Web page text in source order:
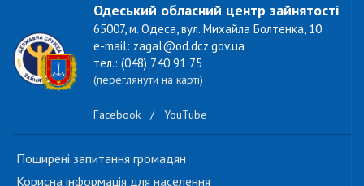
Одеський обласний центр зайнятості
65007, м. Одеса, вул. Михайла Болтенка, 10
e-mail: zagal@od.dcz.gov.ua
тел.: (048) 740 91 75
(переглянути на карті)
Facebook / YouTube
Поширені запитання громадян
Корисна інформація для населення